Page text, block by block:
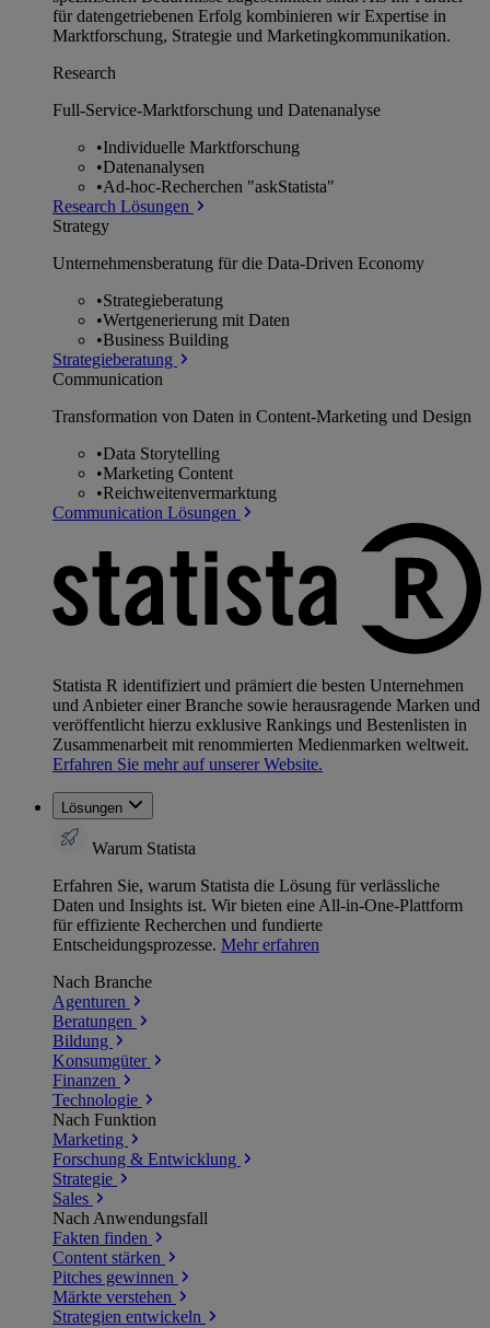
für datengetriebenen Erfolg kombinieren wir Expertise in
Marktforschung, Strategie und Marketingkommunikation.
Research
Full-Service-Marktforschung und Datenanalyse
•Individuelle Marktforschung
•Datenanalysen
•Ad-hoc-Recherchen "askStatista"
Research Lösungen
Strategy
Unternehmens­beratung für die Data-Driven Economy
•Strategieberatung
•Wertgenerierung mit Daten
•Business Building
Strategieberatung
Communication
Transformation von Daten in Content-Marketing und Design
•Data Storytelling
•Marketing Content
•Reichweitenvermarktung
Communication Lösungen
Statista R identifiziert und prämiert die besten Unternehmen
und Anbieter einer Branche sowie herausragende Marken und
veröffentlicht hierzu exklusive Rankings und Bestenlisten in
Zusammenarbeit mit renommierten Medienmarken weltweit.
Erfahren Sie mehr auf unserer Website.
Lösungen
Warum Statista
Erfahren Sie, warum Statista die Lösung für verlässliche
Daten und Insights ist. Wir bieten eine All-in-One-Plattform
für effiziente Recherchen und fundierte
Entscheidungsprozesse. Mehr erfahren
Nach Branche
Agenturen
Beratungen
Bildung
Konsumgüter
Finanzen
Technologie
Nach Funktion
Marketing
Forschung & Entwicklung
Strategie
Sales
Nach Anwendungsfall
Fakten finden
Content stärken
Pitches gewinnen
Märkte verstehen
Strategien entwickeln